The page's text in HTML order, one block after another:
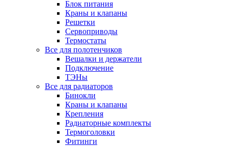
Блок питания
Краны и клапаны
Решетки
Сервоприводы
Термостаты
Все для полотенчиков
Вешалки и держатели
Подключение
ТЭНы
Все для радиаторов
Бинокли
Краны и клапаны
Крепления
Радиаторные комплекты
Термоголовки
Фитинги